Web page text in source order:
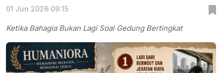
01 Jun 2026 09:15
Ketika Bahagia Bukan Lagi Soal Gedung Bertingkat